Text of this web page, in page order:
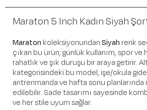
Maraton 5 Inch Kadın Siyah
Maraton koleksiyonundanSiyah renk
çıkan bu ürün; günlük kullanım, spor
rahatlık ve şık duruşu bir araya getirir.
kategorisindeki bu model; işe/okula
antrenmanda ve hafta sonu
edilebilir. Sade tasarımı sayesinde
ve her stile uyum sağlar.